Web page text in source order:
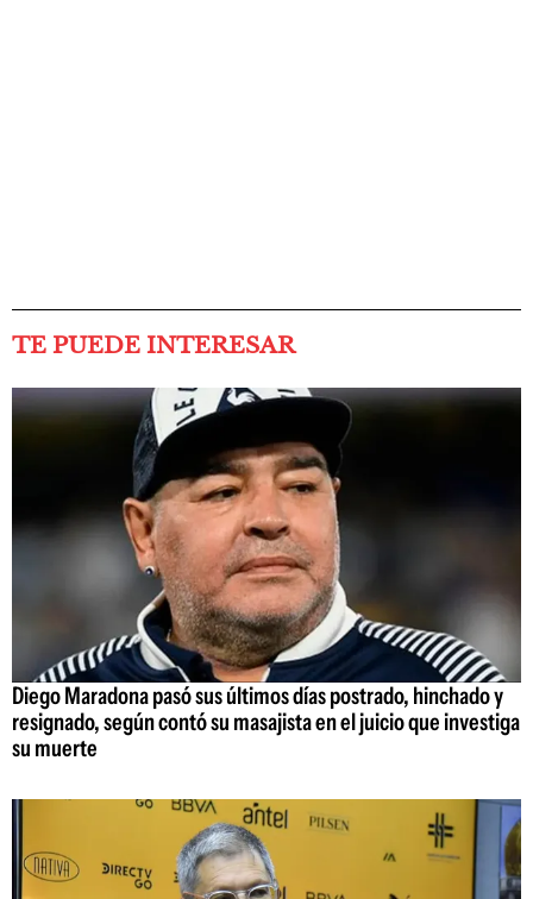
TE PUEDE INTERESAR
Diego Maradona pasó sus últimos días postrado, hinchado y
resignado, según contó su masajista en el juicio que investiga
su muerte